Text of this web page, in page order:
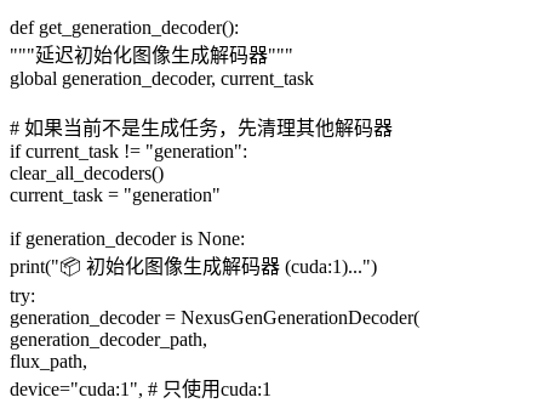
def get_generation_decoder():
"""延迟初始化图像生成解码器"""
global generation_decoder, current_task
# 如果当前不是生成任务，先清理其他解码器
if current_task != "generation":
clear_all_decoders()
current_task = "generation"
if generation_decoder is None:
print("📦 初始化图像生成解码器 (cuda:1)...")
try:
generation_decoder = NexusGenGenerationDecoder(
generation_decoder_path,
flux_path,
device="cuda:1", # 只使用cuda:1